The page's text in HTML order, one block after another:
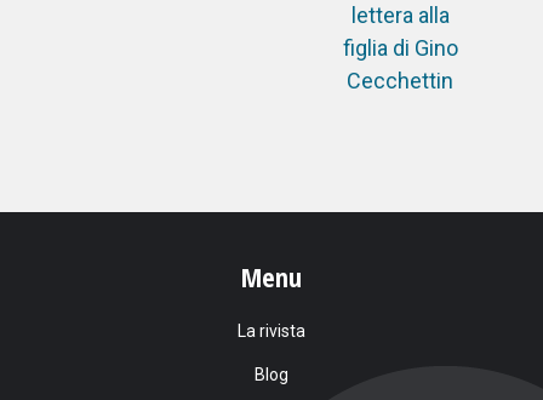
lettera alla
figlia di Gino
Cecchettin
Menu
La rivista
Blog